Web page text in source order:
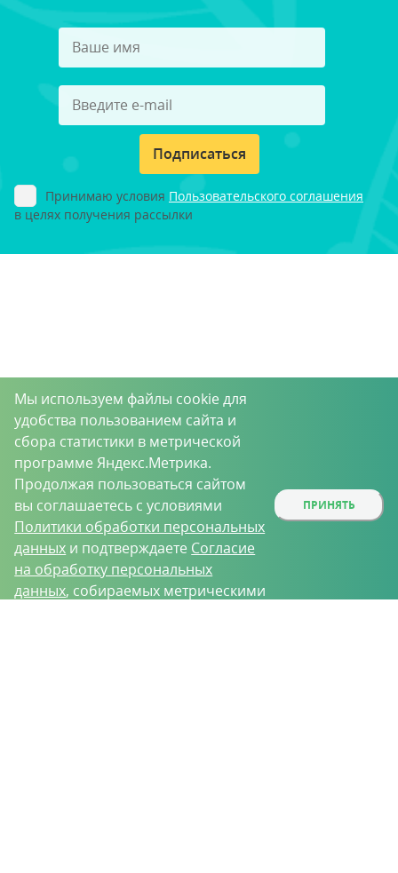
Подписаться
Принимаю условия Пользовательского соглашения
в целях получения рассылки
Мы используем файлы cookie для
удобства пользованием сайта и
сбора статистики в метрической
программе Яндекс.Метрика.
Продолжая пользоваться сайтом
вы соглашаетесь с условиями
Политики обработки персональных
данных и подтверждаете Согласие
на обработку персональных
данных, собираемых метрическими
ПРИНЯТЬ